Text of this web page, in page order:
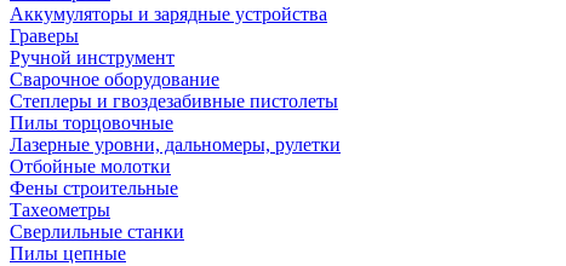
Аккумуляторы и зарядные устройства
Граверы
Ручной инструмент
Сварочное оборудование
Степлеры и гвоздезабивные пистолеты
Пилы торцовочные
Лазерные уровни, дальномеры, рулетки
Отбойные молотки
Фены строительные
Тахеометры
Сверлильные станки
Пилы цепные